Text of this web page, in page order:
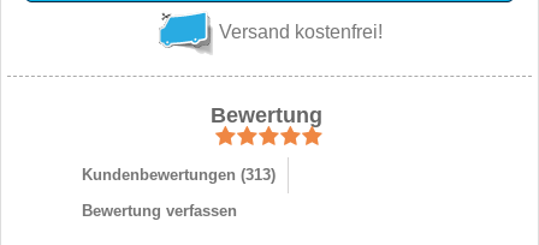
Versand kostenfrei!
Bewertung
Kundenbewertungen (313)
Bewertung verfassen